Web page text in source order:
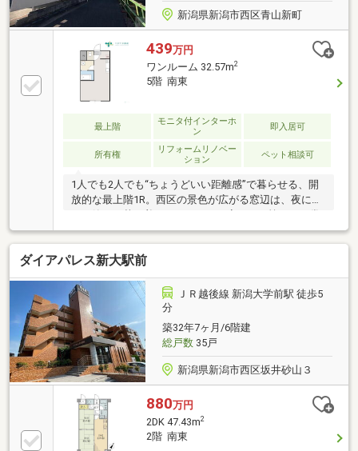
新潟県新潟市西区青山新町
439万円
ワンルーム 32.57m2
5階 南東
最上階
モニタ付インターホ
ン
即入居可
所有権
リフォームリノベー
ション
ペット相談可
1人でも2人でも“ちょうどいい距離感”で暮らせる、開
放的な最上階1R。西区の景色が広がる窓辺は、夜にな
をそっとリセットしてくれます。内装リフォーム済み
だから、余計な手間なくすぐに新生活をスタート可
能。〈暮らしを快適にするポイント〉・最上階で静
か、猫も日向ぼっこを楽しめる環境・システムキッチ
ン・エアコン付きで初期費用を抑えやすい・32㎡超で
1から2人暮らしにちょうどいい“広すぎず狭すぎな
い”間取り「大きな家はいらない、けれど心地よく暮ら
したい」そんな思いに寄り添う一室です。
ダイアパレス新大駅前
ＪＲ越後線 新潟大学前駅 徒歩5
分
築32年7ヶ月/6階建
総戸数35戸
新潟県新潟市西区坂井砂山３
880万円
2DK 47.43m2
2階 南東